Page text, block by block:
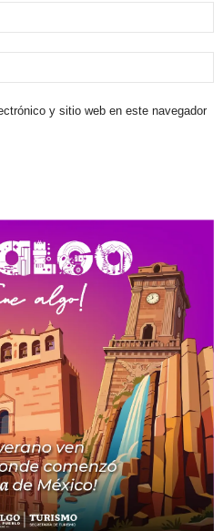
y sitio web en este navegador